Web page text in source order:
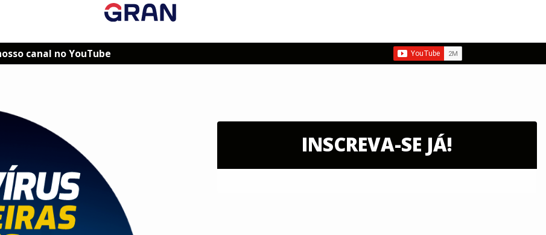
canal no YouTube
INSCREVA-SE JÁ!